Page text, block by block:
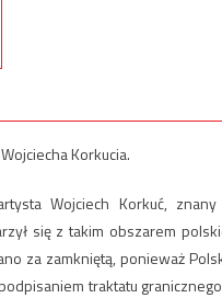
Korkucia.
Wojciech Korkuć,
się z takim obszarem
za zamkniętą, ponieważ
traktatu